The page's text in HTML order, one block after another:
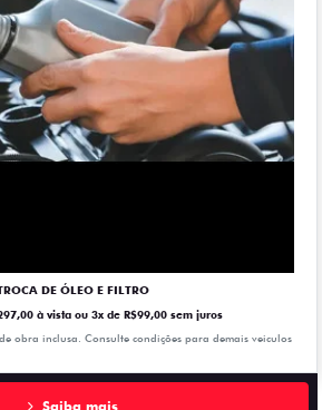
DE ÓLEO E FILTRO
à vista ou 3x de R$99,00 sem juros
obra inclusa. Consulte condições para demais veiculos
Saiba mais